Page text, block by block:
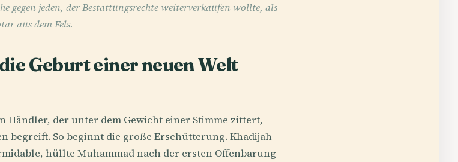
gegen jeden, der Bestattungsrechte weiterverkaufen wollte, als
aus dem Fels.
Geburt einer neuen Welt
Händler, der unter dem Gewicht einer Stimme zittert,
begreift. So beginnt die große Erschütterung. Khadijah
hüllte Muhammad nach der ersten Offenbarung